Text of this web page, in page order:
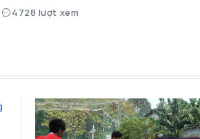
4728 lượt xem